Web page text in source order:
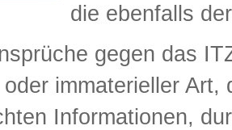
die ebenfalls
gegen das
immaterieller
Informationen,